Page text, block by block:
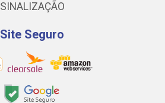
SINALIZAÇÃO
Site Seguro